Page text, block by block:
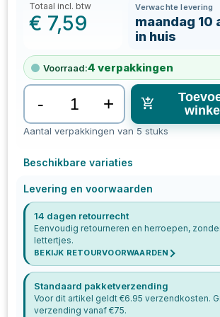
Totaal incl. btw
€ 7,59
Verwachte levering
maandag 10
in huis
Voorraad:4 verpakkingen
- +
Aantal verpakkingen van 5 stuks
Beschikbare variaties
Levering en voorwaarden
14 dagen retourrecht
Eenvoudig retourneren en herroepen,
lettertjes.
BEKIJK RETOURVOORWAARDEN
Standaard pakketverzending
Voor dit artikel geldt €6.95 verzendkosten.
verzending vanaf €75.